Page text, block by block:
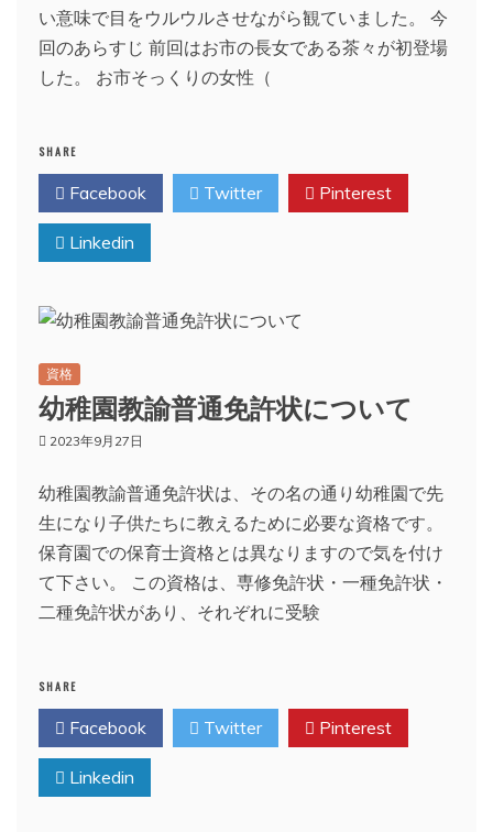
い意味で目をウルウルさせながら観ていました。 今
回のあらすじ 前回はお市の長女である茶々が初登場
した。 お市そっくりの女性（
SHARE
Facebook Twitter Pinterest
Linkedin
資格
幼稚園教諭普通免許状について
2023年9月27日
幼稚園教諭普通免許状は、その名の通り幼稚園で先
生になり子供たちに教えるために必要な資格です。
保育園での保育士資格とは異なりますので気を付け
て下さい。 この資格は、専修免許状・一種免許状・
二種免許状があり、それぞれに受験
SHARE
Facebook Twitter Pinterest
Linkedin